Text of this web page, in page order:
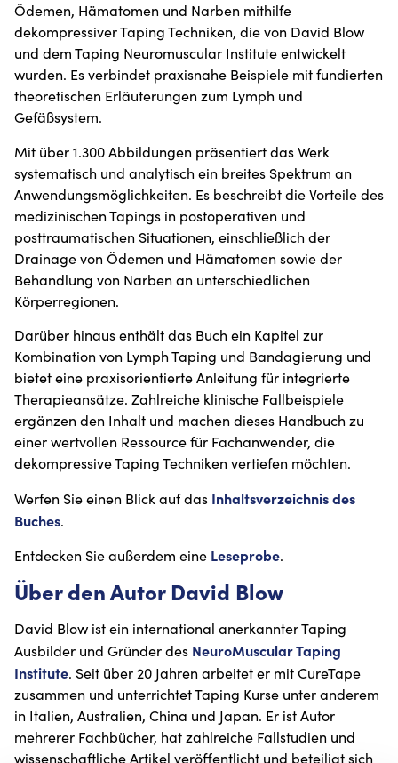
Ödemen, Hämatomen und Narben mithilfe
dekompressiver Taping Techniken, die von David Blow
und dem Taping Neuromuscular Institute entwickelt
wurden. Es verbindet praxisnahe Beispiele mit fundierten
theoretischen Erläuterungen zum Lymph und
Gefäßsystem.
Mit über 1.300 Abbildungen präsentiert das Werk
systematisch und analytisch ein breites Spektrum an
Anwendungsmöglichkeiten. Es beschreibt die Vorteile des
medizinischen Tapings in postoperativen und
posttraumatischen Situationen, einschließlich der
Drainage von Ödemen und Hämatomen sowie der
Behandlung von Narben an unterschiedlichen
Körperregionen.
Darüber hinaus enthält das Buch ein Kapitel zur
Kombination von Lymph Taping und Bandagierung und
bietet eine praxisorientierte Anleitung für integrierte
Therapieansätze. Zahlreiche klinische Fallbeispiele
ergänzen den Inhalt und machen dieses Handbuch zu
einer wertvollen Ressource für Fachanwender, die
dekompressive Taping Techniken vertiefen möchten.
Werfen Sie einen Blick auf das Inhaltsverzeichnis des
Buches.
Entdecken Sie außerdem eine Leseprobe.
Über den Autor David Blow
David Blow ist ein international anerkannter Taping
Ausbilder und Gründer des NeuroMuscular Taping
Institute. Seit über 20 Jahren arbeitet er mit CureTape
zusammen und unterrichtet Taping Kurse unter anderem
in Italien, Australien, China und Japan. Er ist Autor
mehrerer Fachbücher, hat zahlreiche Fallstudien und
wissenschaftliche Artikel veröffentlicht und beteiligt sich